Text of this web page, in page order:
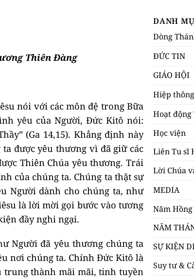
Thiên Đàng
nói với các môn đệ trong Bữa
yêu của Người, Đức Kitô nói:
(Ga 14,15). Khẳng định này
được yêu thương vì đã giữ các
Thiên Chúa yêu thương. Trái
của chúng ta. Chúng ta thật sự
Người dành cho chúng ta, như
là lời mời gọi bước vào tương
đầy nghi ngại.
Người đã yêu thương chúng ta
nơi chúng ta. Chính Đức Kitô là
thành mãi mãi, tinh tuyền
DANH
Dòng
ĐỨC TIN
GIÁO HỘI
Hiệp thông
Hoạt động
Học viện
Liên Tu sĩ
Lời Chúa
MEDIA
Năm
NĂM
SỰ KIỆN
Suy tư &